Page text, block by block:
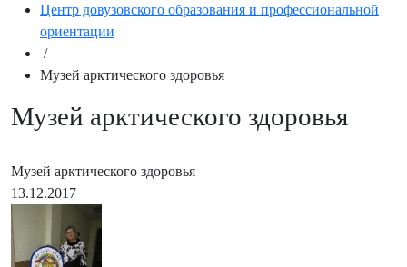
Центр довузовского образования и профессиональной
ориентации
/
Музей арктического здоровья
Музей арктического здоровья
Музей арктического здоровья
13.12.2017